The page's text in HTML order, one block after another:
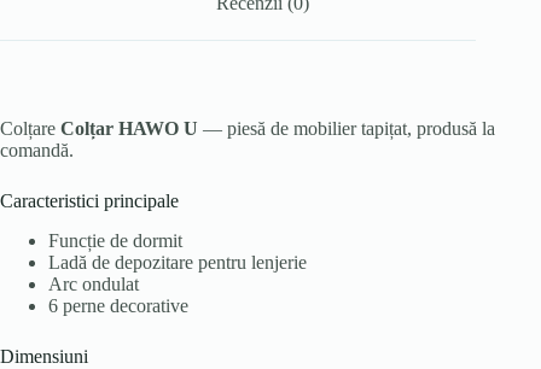
Colțare Colțar HAWO U — piesă de mobilier tapițat, produsă la
comandă.
Caracteristici principale
Funcție de dormit
Ladă de depozitare pentru lenjerie
Arc ondulat
6 perne decorative
Dimensiuni